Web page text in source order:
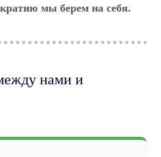
мы берем на себя.
нами и